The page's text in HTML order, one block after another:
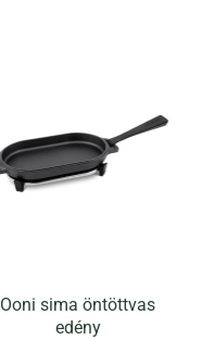
Ooni sima öntöttvas
edény